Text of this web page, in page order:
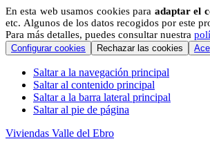
En esta web usamos cookies para adaptar el
etc. Algunos de los datos recogidos por este
Para más detalles, puedes consultar nuestra
Configurar cookies Rechazar las cookies
Saltar a la navegación principal
Saltar al contenido principal
Saltar a la barra lateral principal
Saltar al pie de página
Viviendas Valle del Ebro